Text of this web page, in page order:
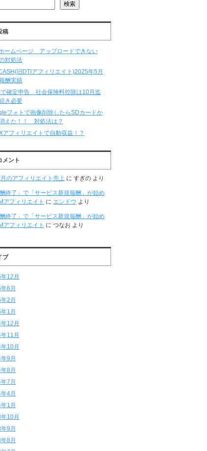
検索
稿
ームページ アップロードできない
対処法
旧DTIアフィリエイト)2025年5月
酬実績
確定申告 社会保険料控除は10月迄
き必要
フォトで画像削除したらSDカードか
えた！！ 対処法は？
アフィリエイトで自動収益！？
メント
のアフィリエイト売上に すぎのより
酬終了」で「サービス新規報酬」が始め
フィリエイト に エンドウ より
酬終了」で「サービス新規報酬」が始め
フィリエイト に つなお より
ブ
12月
6月
2月
1月
12月
11月
10月
9月
8月
7月
4月
1月
10月
9月
8月